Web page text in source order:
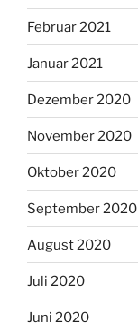
Februar 2021
Januar 2021
Dezember 2020
November 2020
Oktober 2020
September 2020
August 2020
Juli 2020
Juni 2020